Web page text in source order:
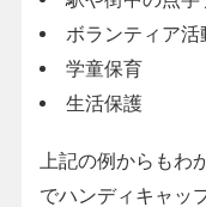
ボランティア活
学童保育
生活保護
上記の例からもわ
でハンディキャッ